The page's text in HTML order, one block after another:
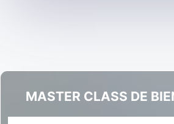
MASTER CLASS DE